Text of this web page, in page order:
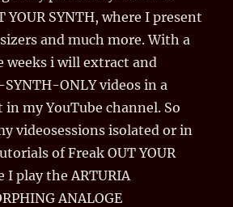
YOUR SYNTH, where I present
and much more. With a
weeks i will extract and
ONLY videos in a
my YouTube channel. So
videosessions isolated or in
of Freak OUT YOUR
play the ARTURIA
ANALOGE